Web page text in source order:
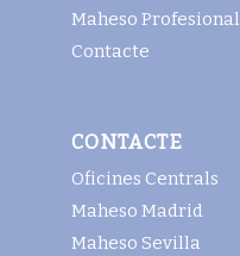
Maheso Profesional
Contacte
CONTACTE
Oficines Centrals
Maheso Madrid
Maheso Sevilla